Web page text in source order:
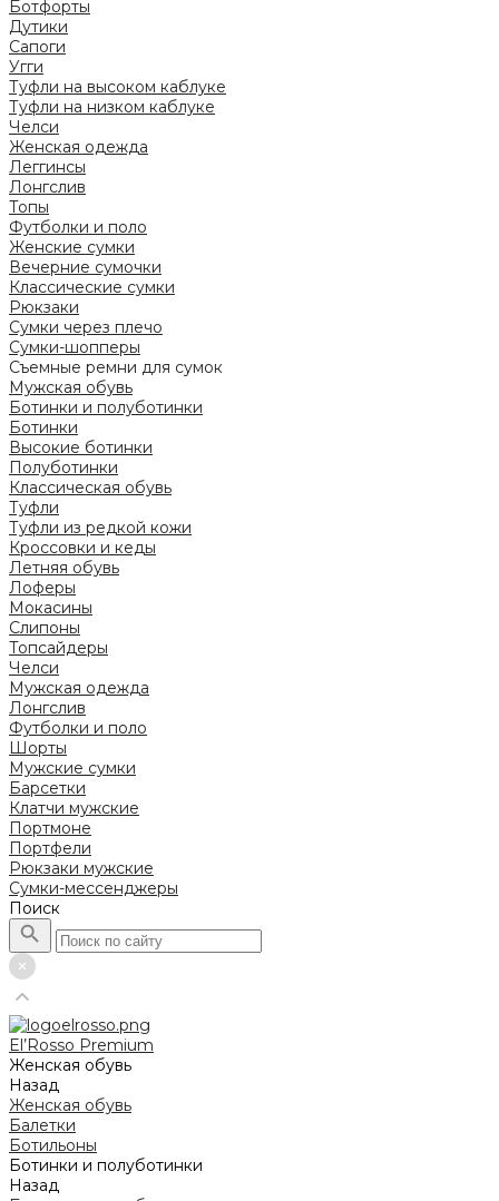
Ботфорты
Дутики
Сапоги
Угги
Туфли на высоком каблуке
Туфли на низком каблуке
Челси
Женская одежда
Леггинсы
Лонгслив
Топы
Футболки и поло
Женские сумки
Вечерние сумочки
Классические сумки
Рюкзаки
Сумки через плечо
Сумки-шопперы
Съемные ремни для сумок
Мужская обувь
Ботинки и полуботинки
Ботинки
Высокие ботинки
Полуботинки
Классическая обувь
Туфли
Туфли из редкой кожи
Кроссовки и кеды
Летняя обувь
Лоферы
Мокасины
Слипоны
Топсайдеры
Челси
Мужская одежда
Лонгслив
Футболки и поло
Шорты
Мужские сумки
Барсетки
Клатчи мужские
Портмоне
Портфели
Рюкзаки мужские
Сумки-мессенджеры
Поиск
El’Rosso Premium
Женская обувь
Назад
Женская обувь
Балетки
Ботильоны
Ботинки и полуботинки
Назад